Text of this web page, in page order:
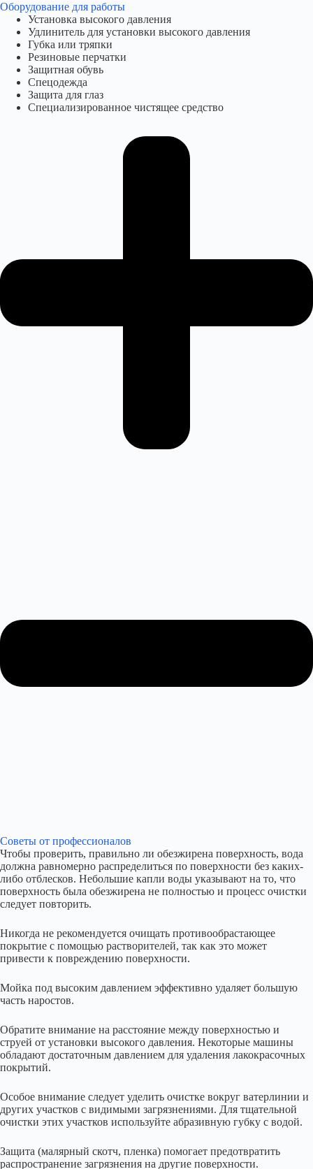
Оборудование для работы​
Установка высокого давления
Удлинитель для установки высокого давления
Губка или тряпки
Резиновые перчатки
Защитная обувь
Спецодежда
Защита для глаз
Специализированное чистящее средство
Советы от профессионалов
Чтобы проверить, правильно ли обезжирена поверхность, вода
должна равномерно распределиться по поверхности без каких-
либо отблесков. Небольшие капли воды указывают на то, что
поверхность была обезжирена не полностью и процесс очистки
следует повторить.
Никогда не рекомендуется очищать противообрастающее
покрытие с помощью растворителей, так как это может
привести к повреждению поверхности.
Мойка под высоким давлением эффективно удаляет большую
часть наростов.
Обратите внимание на расстояние между поверхностью и
струей от установки высокого давления. Некоторые машины
обладают достаточным давлением для удаления лакокрасочных
покрытий.
Особое внимание следует уделить очистке вокруг ватерлинии и
других участков с видимыми загрязнениями. Для тщательной
очистки этих участков используйте абразивную губку с водой.
Защита (малярный скотч, пленка) помогает предотвратить
распространение загрязнения на другие поверхности.